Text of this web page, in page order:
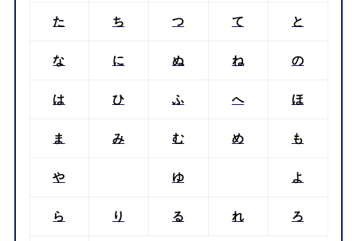
た ち つ て と
な に ぬ ね の
は ひ ふ へ ほ
ま み む め も
や ゆ よ
ら り る れ ろ